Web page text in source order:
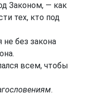
Законом, — как
тех, кто под
без закона
всем, чтобы
.